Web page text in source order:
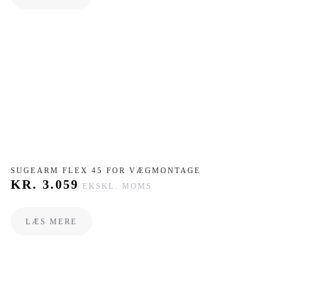
SUGEARM FLEX 45 FOR VÆGMONTAGE
KR. 3.059 EKSKL. MOMS
LÆS MERE